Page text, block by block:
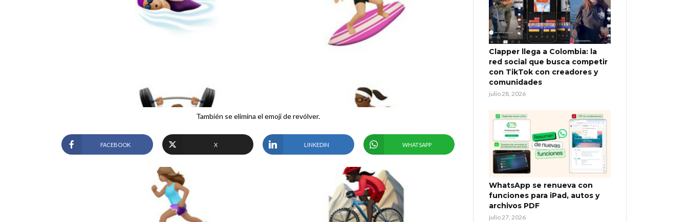
También se elimina el emoji de revólver.
FACEBOOK X LINKEDIN WHATSAPP
Clapper llega a Colombia: la
red social que busca competir
con TikTok con creadores y
comunidades
julio 28, 2026
WhatsApp se renueva con
funciones para iPad, autos y
archivos PDF
julio 27, 2026